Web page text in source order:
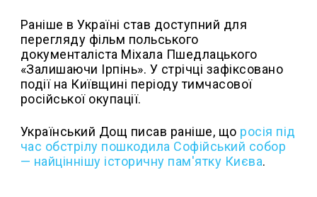
Раніше в Україні став доступний для
перегляду фільм польського
документаліста Міхала Пшедлацького
«Залишаючи Ірпінь». У стрічці зафіксовано
події на Київщині періоду тимчасової
російської окупації.
Український Дощ писав раніше, що росія під
час обстрілу пошкодила Софійський собор
— найціннішу історичну пам'ятку Києва.